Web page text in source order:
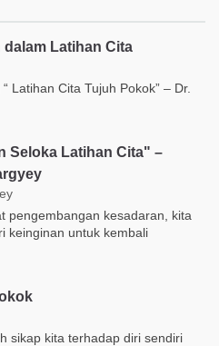
Latihan Cita
Latihan Cita Tujuh Pokok” – Dr.
Seloka Latihan Cita" –
pengembangan kesadaran, kita
keinginan untuk kembali
sikap kita terhadap diri sendiri